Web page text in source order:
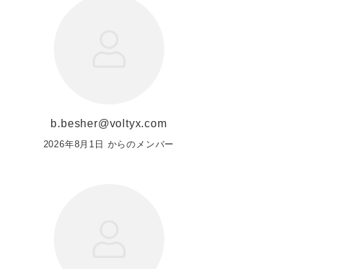
b.besher@voltyx.com
2026年8月1日 からのメンバー